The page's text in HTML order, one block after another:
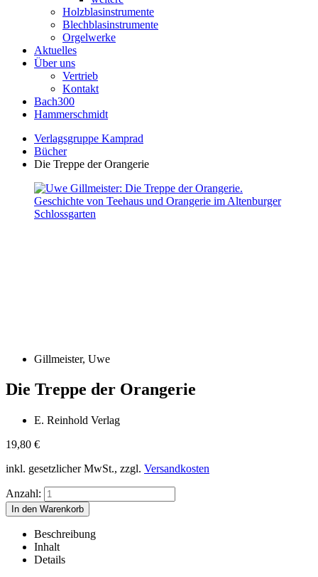
Holzblasinstrumente
Blechblasinstrumente
Orgelwerke
Aktuelles
Über uns
Vertrieb
Kontakt
Bach300
Hammerschmidt
Verlagsgruppe Kamprad
Bücher
Die Treppe der Orangerie
Gillmeister, Uwe
Die Treppe der Orangerie
E. Reinhold Verlag
19,80 €
inkl. gesetzlicher MwSt., zzgl. Versandkosten
Anzahl:
Beschreibung
Inhalt
Details